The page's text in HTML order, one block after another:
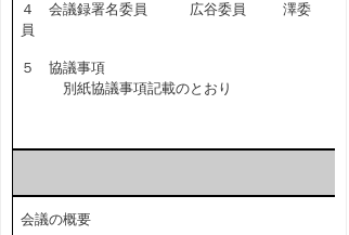
４ 会議録署名委員 広谷委員 澤委
員
５ 協議事項
別紙協議事項記載のとおり
会議の概要